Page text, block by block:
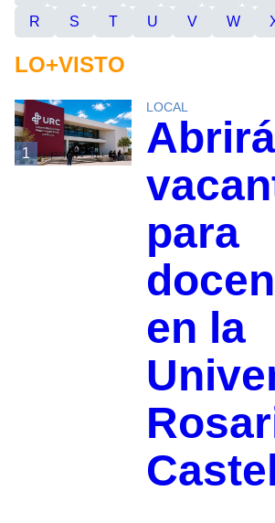
R
S T U V W
LO+VISTO
1
LOCAL
para
en la